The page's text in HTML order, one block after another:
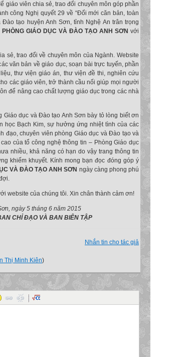
giáo viên chia sẻ, trao đổi chuyên môn góp phần
công Nghị quyết 29 về “Đổi mới căn bản, toàn
tạo huyện Anh Sơn, tỉnh Nghệ An trân trọng
PHÒNG GIÁO DỤC VÀ ĐÀO TẠO ANH SƠN với
sẻ, trao đổi về chuyên môn của Ngành. Website
văn bản về giáo dục, soạn bài trực tuyến, phần
thư viện giáo án, thư viện đề thi, nghiên cứu
các giáo viên, trở thành cầu nối giúp mọi người
để nâng cao chất lượng giáo dục trong các nhà
dục và Đào tạo Anh Sơn bày tỏ lòng biết ơn
học Bạch Kim, sự hưởng ứng nhiệt tình của các
đạo, chuyên viên phòng Giáo dục và Đào tạo và
của tổ công nghệ thông tin – Phòng Giáo dục
nhiều, khả năng có hạn do vậy trang thông tin
khiếm khuyết. Kính mong bạn đọc đóng góp ý
VÀ ĐÀO TẠO ANH SƠN ngày càng phong phú
website của chúng tôi. Xin chân thành cảm ơn!
6 năm 2015
BIÊN TẬP
Nhắn tin cho tác giả
Thị Minh Kiên)